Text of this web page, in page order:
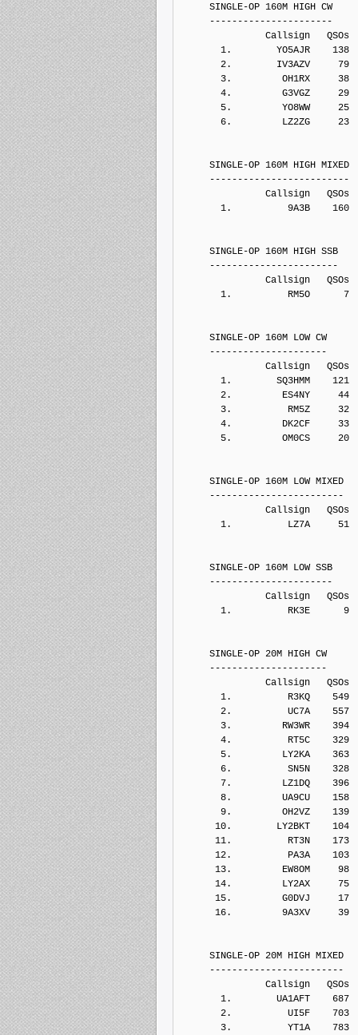
SINGLE-OP 160M HIGH CW
----------------------
Callsign   QSOs  Points
1.        YO5AJR    138
2.        IV3AZV     79
3.         OH1RX     38
4.         G3VGZ     29
5.         YO8WW     25
6.         LZ2ZG     23
SINGLE-OP 160M HIGH MIXED
-------------------------
Callsign   QSOs  Points
1.          9A3B    160
SINGLE-OP 160M HIGH SSB
-----------------------
Callsign   QSOs  Points
1.          RM5O      7
SINGLE-OP 160M LOW CW
---------------------
Callsign   QSOs  Points
1.        SQ3HMM    121
2.         ES4NY     44
3.          RM5Z     32
4.         DK2CF     33
5.         OM0CS     20
SINGLE-OP 160M LOW MIXED
------------------------
Callsign   QSOs  Points
1.          LZ7A     51
SINGLE-OP 160M LOW SSB
----------------------
Callsign   QSOs  Points
1.          RK3E      9
SINGLE-OP 20M HIGH CW
---------------------
Callsign   QSOs  Points
1.          R3KQ    549
2.          UC7A    557
3.         RW3WR    394
4.          RT5C    329
5.         LY2KA    363
6.          SN5N    328
7.         LZ1DQ    396
8.         UA9CU    158
9.         OH2VZ    139
10.        LY2BKT    104
11.          RT3N    173
12.          PA3A    103
13.         EW8OM     98
14.         LY2AX     75
15.         G0DVJ     17
16.         9A3XV     39
SINGLE-OP 20M HIGH MIXED
------------------------
Callsign   QSOs  Points
1.        UA1AFT    687
2.          UI5F    703
3.          YT1A    783